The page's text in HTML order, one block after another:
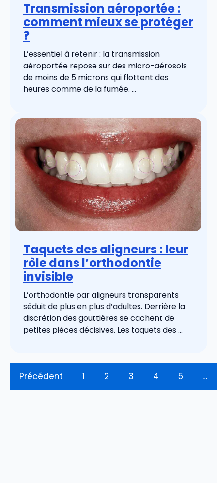
Transmission aéroportée :
comment mieux se protéger
?
L’essentiel à retenir : la transmission
aéroportée repose sur des micro-aérosols
de moins de 5 microns qui flottent des
heures comme de la fumée. ...
Taquets des aligneurs : leur
rôle dans l’orthodontie
invisible
L’orthodontie par aligneurs transparents
séduit de plus en plus d’adultes. Derrière la
discrétion des gouttières se cachent de
petites pièces décisives. Les taquets des ...
Précédent 1 2 3 4 5 …